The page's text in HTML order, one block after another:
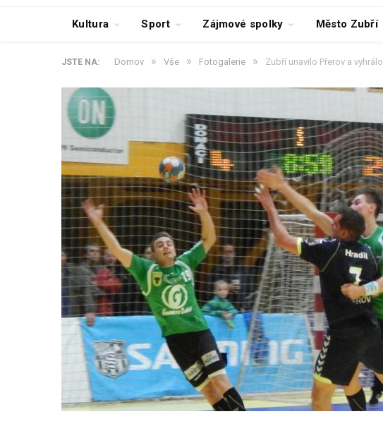
Kultura Sport Zájmové spolky Město Zubří
JSTE NA: Domov » Vše » Fotogalerie » Zubří unavilo Přerov a vyhrálo